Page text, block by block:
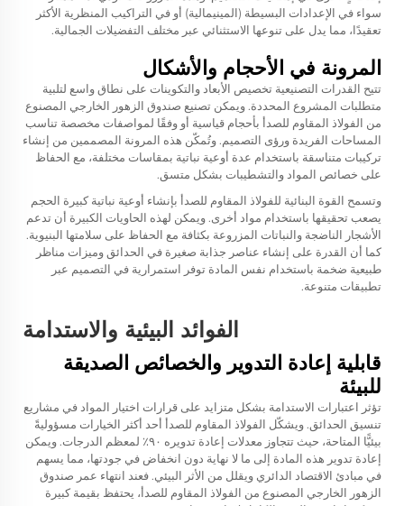
سواء في الإعدادات البسيطة (المينيمالية) أو في التراكيب المنظرية الأكثر
تعقيدًا، مما يدل على تنوعها الاستثنائي عبر مختلف التفضيلات الجمالية.
المرونة في الأحجام والأشكال
تتيح القدرات التصنيعية تخصيص الأبعاد والتكوينات على نطاق واسع لتلبية
متطلبات المشروع المحددة. ويمكن تصنيع صندوق الزهور الخارجي المصنوع
من الفولاذ المقاوم للصدأ بأحجام قياسية أو وفقًا لمواصفات مخصصة تناسب
المساحات الفريدة ورؤى التصميم. وتُمكّن هذه المرونة المصممين من إنشاء
تركيبات متناسقة باستخدام عدة أوعية نباتية بمقاسات مختلفة، مع الحفاظ
على خصائص المواد والتشطيبات بشكل متسق.
وتسمح القوة البنائية للفولاذ المقاوم للصدأ بإنشاء أوعية نباتية كبيرة الحجم
يصعب تحقيقها باستخدام مواد أخرى. ويمكن لهذه الحاويات الكبيرة أن تدعم
الأشجار الناضجة والنباتات المزروعة بكثافة مع الحفاظ على سلامتها البنيوية.
كما أن القدرة على إنشاء عناصر جذابة صغيرة في الحدائق وميزات مناظر
طبيعية ضخمة باستخدام نفس المادة توفر استمرارية في التصميم عبر
تطبيقات متنوعة.
الفوائد البيئية والاستدامة
قابلية إعادة التدوير والخصائص الصديقة
للبيئة
تؤثر اعتبارات الاستدامة بشكل متزايد على قرارات اختيار المواد في مشاريع
تنسيق الحدائق. ويشكّل الفولاذ المقاوم للصدأ أحد أكثر الخيارات مسؤوليةً
بيئيًّا المتاحة، حيث تتجاوز معدلات إعادة تدويره ٩٠٪ لمعظم الدرجات. ويمكن
إعادة تدوير هذه المادة إلى ما لا نهاية دون انخفاض في جودتها، مما يسهم
في مبادئ الاقتصاد الدائري ويقلل من الأثر البيئي. فعند انتهاء عمر صندوق
الزهور الخارجي المصنوع من الفولاذ المقاوم للصدأ، يحتفظ بقيمة كبيرة